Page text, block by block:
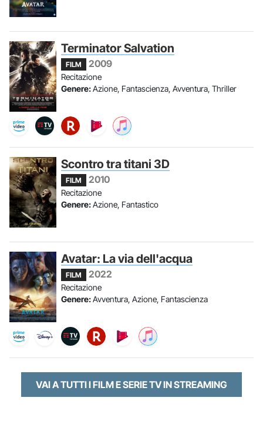
Terminator Salvation
FILM 2009
Recitazione
Genere:Azione, Fantascienza, Avventura, Thriller
Scontro tra titani 3D
FILM 2010
Recitazione
Genere:Azione, Fantastico
Avatar: La via dell'acqua
FILM 2022
Recitazione
Genere:Avventura, Azione, Fantascienza
VAI A TUTTI I FILM E SERIE TV IN STREAMING